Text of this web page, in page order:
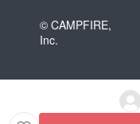
© CAMPFIRE,
Inc.